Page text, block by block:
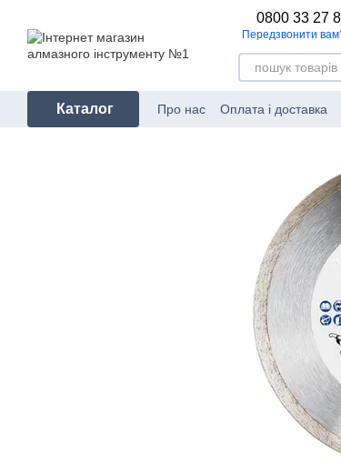
0800 33 27
Передзвонити
Каталог Про нас Оплата і доставка